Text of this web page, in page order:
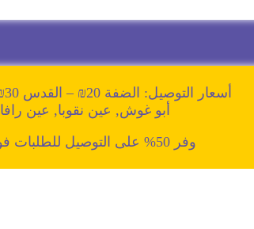
أسعار التوصيل: الضفة 20₪ – القدس 30₪ – الداخل 70₪
أبو غوش, عين نقوبا, عين رافا 45₪
وفر 50% على التوصيل للطلبات فوق 987₪